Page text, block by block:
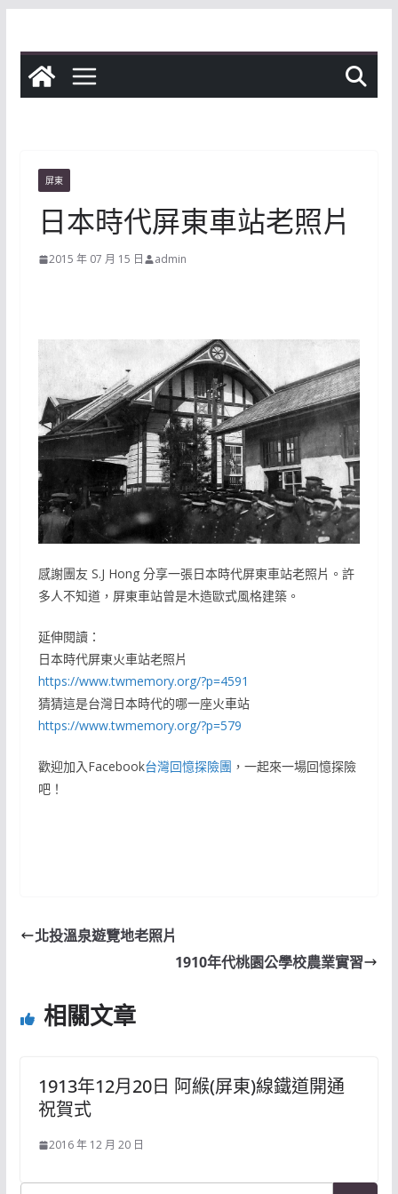
content
屏東
日本時代屏東車站老照片
2015 年 07 月 15 日 admin
感謝團友 S.J Hong 分享一張日本時代屏東車站老照片。許
多人不知道，屏東車站曾是木造歐式風格建築。
延伸閱讀：
日本時代屏東火車站老照片
https://www.twmemory.org/?p=4591
猜猜這是台灣日本時代的哪一座火車站
https://www.twmemory.org/?p=579
歡迎加入Facebook台灣回憶探險團 ，一起來一場回憶探險
吧！
北投溫泉遊覽地老照片
1910年代桃園公學校農業實習
相關文章
1913年12月20日 阿緱(屏東)線鐵道開通
祝賀式
2016 年 12 月 20 日